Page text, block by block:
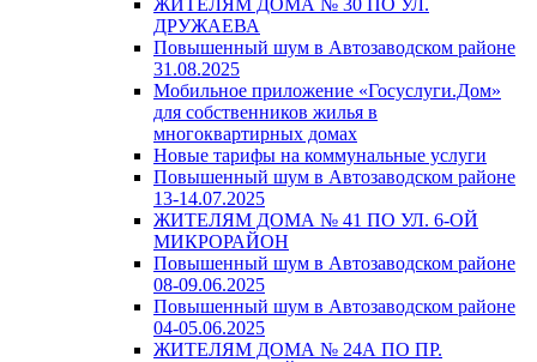
ЖИТЕЛЯМ ДОМА № 30 ПО УЛ.
ДРУЖАЕВА
Повышенный шум в Автозаводском районе
31.08.2025
Мобильное приложение «Госуслуги.Дом»
для собственников жилья в
многоквартирных домах
Новые тарифы на коммунальные услуги
Повышенный шум в Автозаводском районе
13-14.07.2025
ЖИТЕЛЯМ ДОМА № 41 ПО УЛ. 6-ОЙ
МИКРОРАЙОН
Повышенный шум в Автозаводском районе
08-09.06.2025
Повышенный шум в Автозаводском районе
04-05.06.2025
ЖИТЕЛЯМ ДОМА № 24А ПО ПР.